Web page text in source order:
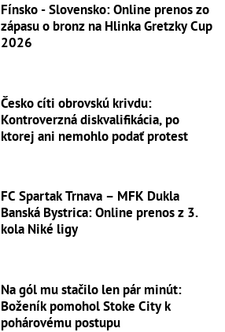
Fínsko - Slovensko: Online prenos zo
zápasu o bronz na Hlinka Gretzky Cup
2026
Česko cíti obrovskú krivdu:
Kontroverzná diskvalifikácia, po
ktorej ani nemohlo podať protest
FC Spartak Trnava – MFK Dukla
Banská Bystrica: Online prenos z 3.
kola Niké ligy
Na gól mu stačilo len pár minút:
Boženík pomohol Stoke City k
pohárovému postupu